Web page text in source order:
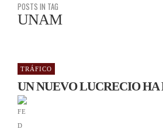
POSTS IN TAG
UNAM
TRÁFICO
UN NUEVO LUCRECIO